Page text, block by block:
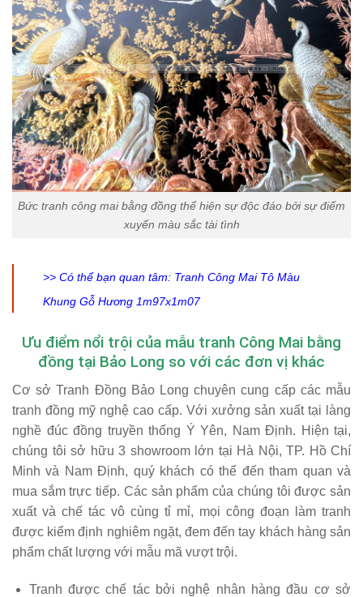
Bức tranh công mai bằng đồng thể hiện sự độc đáo bởi sự điểm
xuyến màu sắc tài tình
>> Có thể bạn quan tâm: Tranh Công Mai Tô Màu
Khung Gỗ Hương 1m97x1m07
Ưu điểm nổi trội của mẫu tranh Công Mai bằng
đồng tại Bảo Long so với các đơn vị khác
Cơ sở Tranh Đồng Bảo Long chuyên cung cấp các mẫu
tranh đồng mỹ nghệ cao cấp. Với xưởng sản xuất tại làng
nghề đúc đồng truyền thống Ý Yên, Nam Định. Hiện tại,
chúng tôi sở hữu 3 showroom lớn tại Hà Nội, TP. Hồ Chí
Minh và Nam Định, quý khách có thể đến tham quan và
mua sắm trực tiếp. Các sản phẩm của chúng tôi được sản
xuất và chế tác vô cùng tỉ mỉ, mọi công đoạn làm tranh
được kiểm định nghiêm ngặt, đem đến tay khách hàng sản
phẩm chất lượng với mẫu mã vượt trội.
Tranh được chế tác bởi nghệ nhân hàng đầu cơ sở